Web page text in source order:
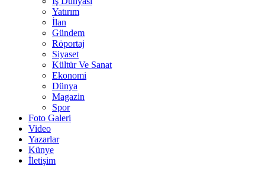
Yatırım
İlan
Gündem
Röportaj
Siyaset
Kültür Ve Sanat
Ekonomi
Dünya
Magazin
Spor
Foto Galeri
Video
Yazarlar
Künye
İletişim